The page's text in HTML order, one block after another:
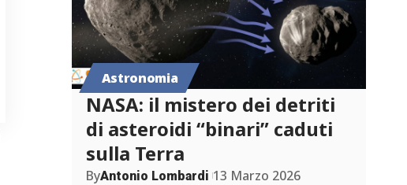
Astronomia
NASA: il mistero dei detriti
di asteroidi “binari” caduti
sulla Terra
ByAntonio Lombardi 13 Marzo 2026